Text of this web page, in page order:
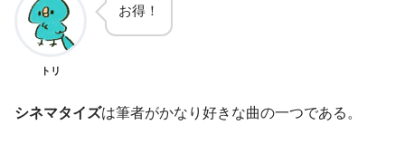
トリ
お得！
シネマタイズは筆者がかなり好きな曲の一つである。